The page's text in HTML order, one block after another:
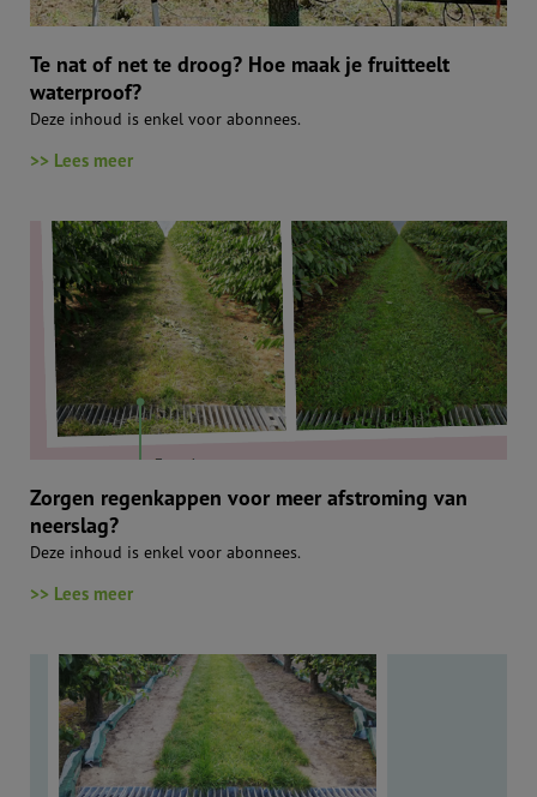
Te nat of net te droog? Hoe maak je fruitteelt
waterproof?
Deze inhoud is enkel voor abonnees.
>> Lees meer
Zorgen regenkappen voor meer afstroming van
neerslag?
Deze inhoud is enkel voor abonnees.
>> Lees meer